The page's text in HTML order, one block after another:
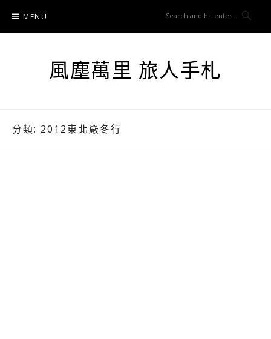
content
MENU
風塵萬里 旅人手札
分類: 2012東北嚴冬行